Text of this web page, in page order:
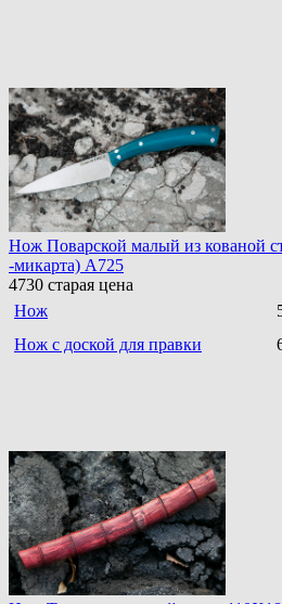
Нож Поварской малый из кованой
-микарта) A725
4730 старая цена
Нож
Нож с доской для правки